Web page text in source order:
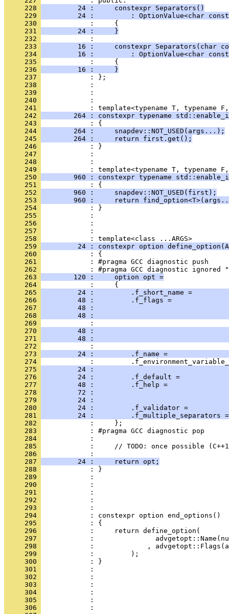
     228
         24 :     constexpr Separators()
     229
24 :         : OptionValue<char
     230
            :     {
     231
         24 :     }
     232
            :
     233
16 :     constexpr Separators(char
     234
16 :         : OptionValue<char
     235
            :     {
     236
         16 :     }
     237
            : };
     238
            :
     239
            :
     240
            :
     241
: template<typename T, typename
     242
264 : constexpr typename
     243
            : {
     244
        264 :     snapdev::NOT_USED(args...);
     245
        264 :     return first.get();
     246
            : }
     247
            :
     248
            :
     249
: template<typename T, typename
     250
960 : constexpr typename
     251
            : {
     252
        960 :     snapdev::NOT_USED(first);
     253
960 :     return
     254
            : }
     255
            :
     256
            :
     257
            :
     258
            : template<class ...ARGS>
     259
24 : constexpr option
     260
            : {
     261
            : #pragma GCC diagnostic push
     262
: #pragma GCC diagnostic ignored
     263
        120 :     option opt =
     264
            :     {
     265
24 :         .f_short_name =
     266
48 :         .f_flags =
     267
48 :
     268
48 :
     269
:
     270
48 :
     271
48 :
     272
:
     273
24 :         .f_name =
     274
:
     275
24 :
     276
24 :         .f_default =
     277
48 :         .f_help =
     278
72 :
     279
24 :
     280
24 :         .f_validator =
     281
24 :         .f_multiple_separators
     282
            :     };
     283
            : #pragma GCC diagnostic pop
     284
            :
     285
:     // TODO: once possible
     286
            :
     287
         24 :     return opt;
     288
            : }
     289
            :
     290
            :
     291
            :
     292
            :
     293
            :
     294
            : constexpr option end_options()
     295
            : {
     296
            :     return define_option(
     297
:
     298
:             ,
     299
            :         );
     300
            : }
     301
            :
     302
            :
     303
            :
     304
            :
     305
            :
     306
            :